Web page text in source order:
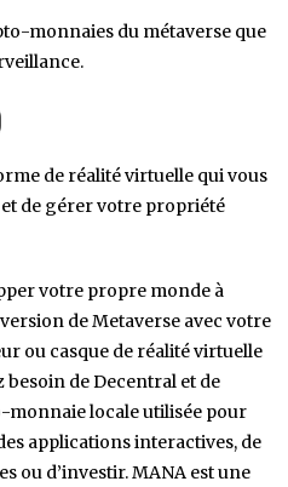
monnaies du métaverse que
de réalité virtuelle qui vous
de gérer votre propriété
votre propre monde à
de Metaverse avec votre
ou casque de réalité virtuelle
besoin de Decentral et de
monnaie locale utilisée pour
applications interactives, de
ou d’investir. MANA est une